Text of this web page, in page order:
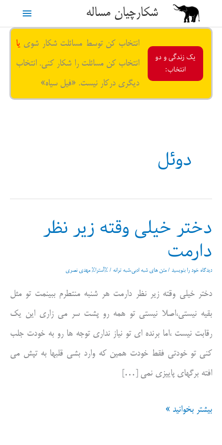
محتوا
شکارچیان مساله
فهرست
یک زندگی و دو
انتخاب:
انتخاب کن توسط مسائلت شکار شوی یا
انتخاب کن مسائلت را شکار کنی. انتخاب
دیگری درکار نیست. «فیل سیاه»
دوئل
دختر خیلی وقته زیر نظر
دارمت
دیدگاه‌ خود را بنویسید /متن های شبه ادبی،شبه ترانه / %آسترا% مهدی نصری
دختر خیلی وقته زیر نظر دارمت هر شنبه منتطرم ببینمت تو مثل
بقیه نیستی،اصلا نیستی تو همه رو پشت سر می زاری این یک
رقابت نیست ،اما برنده ای تو نیاز نداری توجه ها رو به خودت جلب
کنی تو خودتی فقط خودت همین که وارد بشی قلبها به تپش می
افته برگهای پاییزی نمی […]
دختر
بیشتر بخوانید »